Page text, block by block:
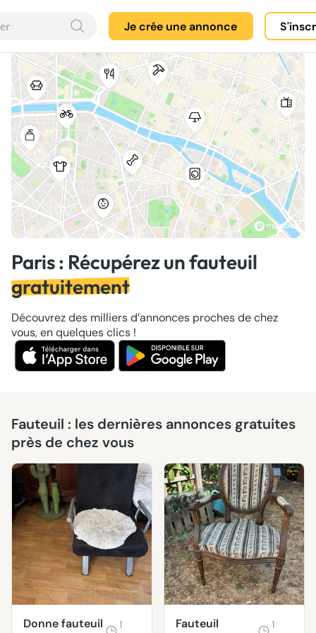
Je crée une annonce
Paris : Récupérez un fauteuil
gratuitement
Découvrez des milliers d’annonces proches de chez
vous, en quelques clics !
Fauteuil : les dernières annonces gratuites
près de chez vous
Donne fauteuil
1
Fauteuil
1